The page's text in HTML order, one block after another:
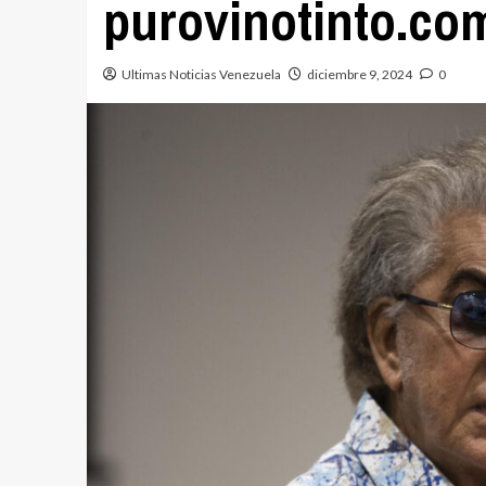
Ultimas Noticias Venezuela diciembre 9, 2024 0